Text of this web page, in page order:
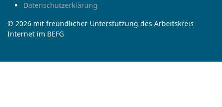
Datenschutzerklärung
© 2026 mit freundlicher Unterstützung des Arbeitskreis
Internet im BEFG